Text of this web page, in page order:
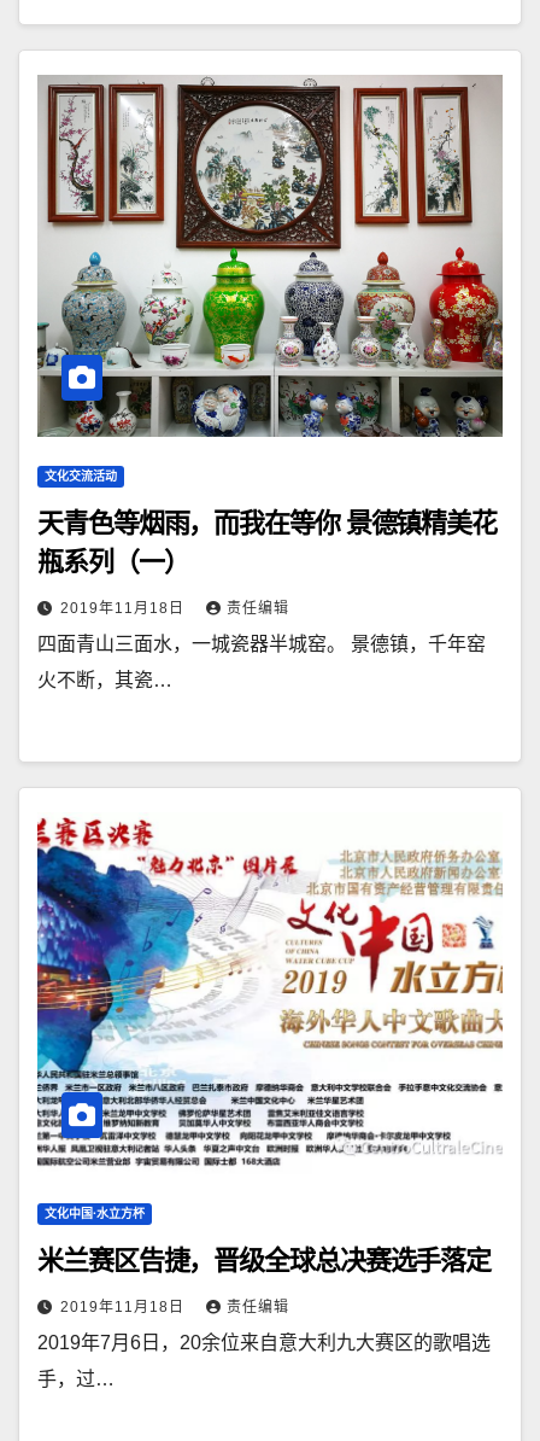
文化交流活动
天青色等烟雨，而我在等你 景德镇精美花
瓶系列（一）
2019年11月18日 责任编辑
四面青山三面水，一城瓷器半城窑。 景德镇，千年窑
火不断，其瓷…
文化中国·水立方杯
米兰赛区告捷，晋级全球总决赛选手落定
2019年11月18日 责任编辑
2019年7月6日，20余位来自意大利九大赛区的歌唱选
手，过…